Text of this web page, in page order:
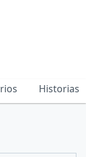
Historias